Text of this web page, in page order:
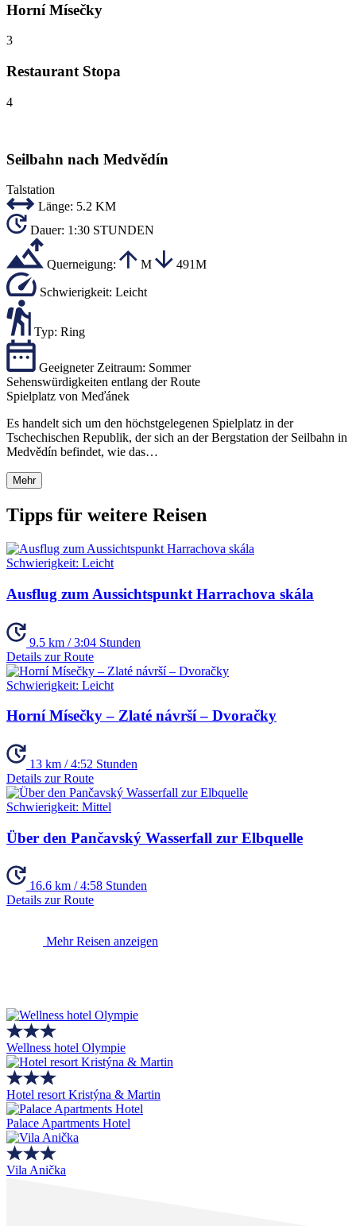
Horní Mísečky
3
Restaurant Stopa
4
Seilbahn nach Medvědín
Talstation
Länge: 5.2 KM
Dauer: 1:30 STUNDEN
Querneigung: M 491M
Schwierigkeit: Leicht
Typ: Ring
Geeigneter Zeitraum: Sommer
Sehenswürdigkeiten entlang der Route
Spielplatz von Meďánek
Es handelt sich um den höchstgelegenen Spielplatz in der
Tschechischen Republik, der sich an der Bergstation der Seilbahn in
Medvědín befindet, wie das…
Mehr
Tipps für weitere Reisen
Schwierigkeit: Leicht
Ausflug zum Aussichtspunkt Harrachova skála
9.5 km / 3:04 Stunden
Details zur Route
Schwierigkeit: Leicht
Horní Mísečky – Zlaté návrší – Dvoračky
13 km / 4:52 Stunden
Details zur Route
Schwierigkeit: Mittel
Über den Pančavský Wasserfall zur Elbquelle
16.6 km / 4:58 Stunden
Details zur Route
Mehr Reisen anzeigen
Wellness hotel Olympie
Hotel resort Kristýna & Martin
Palace Apartments Hotel
Vila Anička